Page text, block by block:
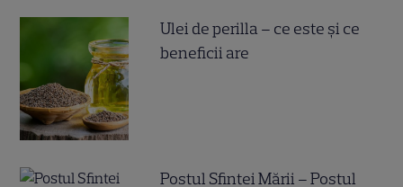
Ulei de perilla – ce este și ce
beneficii are
Postul Sfintei Mării – Postul